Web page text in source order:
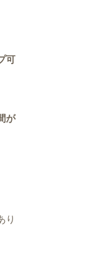
可
が
り